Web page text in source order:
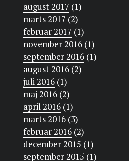
august 2017 (1)
marts 2017 (2)
februar 2017 (1)
november 2016(1)
september 2016(1)
august 2016(2)
juli 2016(1)
maj 2016(2)
april 2016(1)
marts 2016(3)
februar 2016(2)
december 2015 (1)
september 2015 (1)